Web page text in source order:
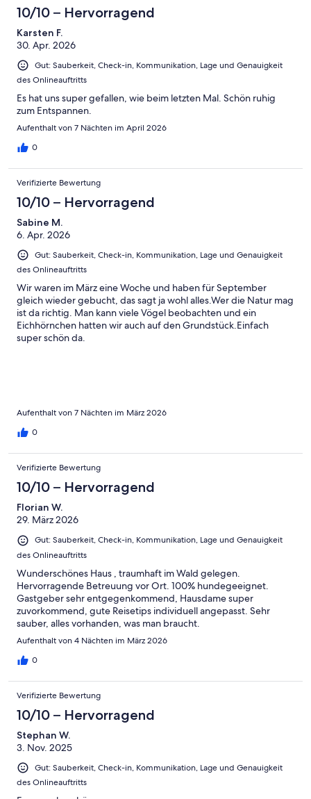
10/10 – Hervorragend
Karsten F.
30. Apr. 2026
Gut: Sauberkeit, Check-in, Kommunikation, Lage und Genauigkeit
des Onlineauftritts
Es hat uns super gefallen, wie beim letzten Mal. Schön ruhig
zum Entspannen.
Aufenthalt von 7 Nächten im April 2026
0
Verifizierte Bewertung
10/10 – Hervorragend
Sabine M.
6. Apr. 2026
Gut: Sauberkeit, Check-in, Kommunikation, Lage und Genauigkeit
des Onlineauftritts
Wir waren im März eine Woche und haben für September
gleich wieder gebucht, das sagt ja wohl alles.Wer die Natur mag
ist da richtig. Man kann viele Vögel beobachten und ein
Eichhörnchen hatten wir auch auf den Grundstück.Einfach
super schön da.
Aufenthalt von 7 Nächten im März 2026
0
Verifizierte Bewertung
10/10 – Hervorragend
Florian W.
29. März 2026
Gut: Sauberkeit, Check-in, Kommunikation, Lage und Genauigkeit
des Onlineauftritts
Wunderschönes Haus , traumhaft im Wald gelegen.
Hervorragende Betreuung vor Ort. 100% hundegeeignet.
Gastgeber sehr entgegenkommend, Hausdame super
zuvorkommend, gute Reisetips individuell angepasst. Sehr
sauber, alles vorhanden, was man braucht.
Aufenthalt von 4 Nächten im März 2026
0
Verifizierte Bewertung
10/10 – Hervorragend
Stephan W.
3. Nov. 2025
Gut: Sauberkeit, Check-in, Kommunikation, Lage und Genauigkeit
des Onlineauftritts